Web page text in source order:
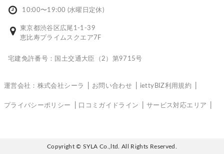
10:00〜19:00 (水曜日定休)
東京都渋谷区広尾1-1-39
恵比寿プライムスクエア7F
宅建免許番号：国土交通大臣（2）第9715号
運営会社：株式会社シーラ お問い合わせ iettyBIZ利用規約
プライバシーポリシー 口コミガイドライン サービス対応エリア
Copyright © SYLA Co.,ltd. All Rights Reserved.